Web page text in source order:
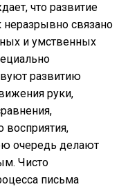
что развитие
неразрывно связано
и умственных
развитию
руки,
восприятия,
очередь делают
Чисто
письма